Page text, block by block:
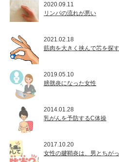
2020.09.11
リンパの流れが悪い
2021.02.18
筋肉を大きく挟んで芯を探す
2019.05.10
膀胱炎になった女性
2014.01.28
乳がんを予防するC体操
2017.10.20
女性の腱鞘炎は、男とちが